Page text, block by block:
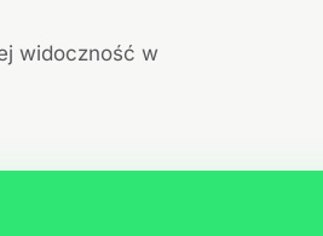
widoczność w